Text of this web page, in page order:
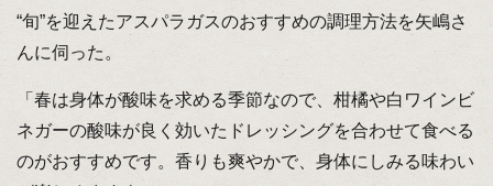
“旬”を迎えたアスパラガスのおすすめの調理方法を矢嶋さ
んに伺った。
「春は身体が酸味を求める季節なので、柑橘や白ワインビ
ネガーの酸味が良く効いたドレッシングを合わせて食べる
のがおすすめです。香りも爽やかで、身体にしみる味わい